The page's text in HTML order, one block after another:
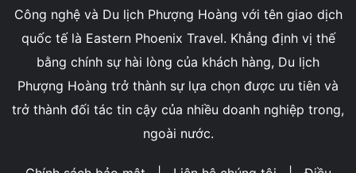
Công nghệ và Du lịch Phượng Hoàng với tên giao dịch
quốc tế là Eastern Phoenix Travel. Khẳng định vị thế
bằng chính sự hài lòng của khách hàng, Du lịch
Phượng Hoàng trở thành sự lựa chọn được ưu tiên và
trở thành đối tác tin cậy của nhiều doanh nghiệp trong,
ngoài nước.